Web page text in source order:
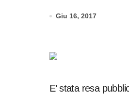
Giu 16, 2017
E’ stata resa